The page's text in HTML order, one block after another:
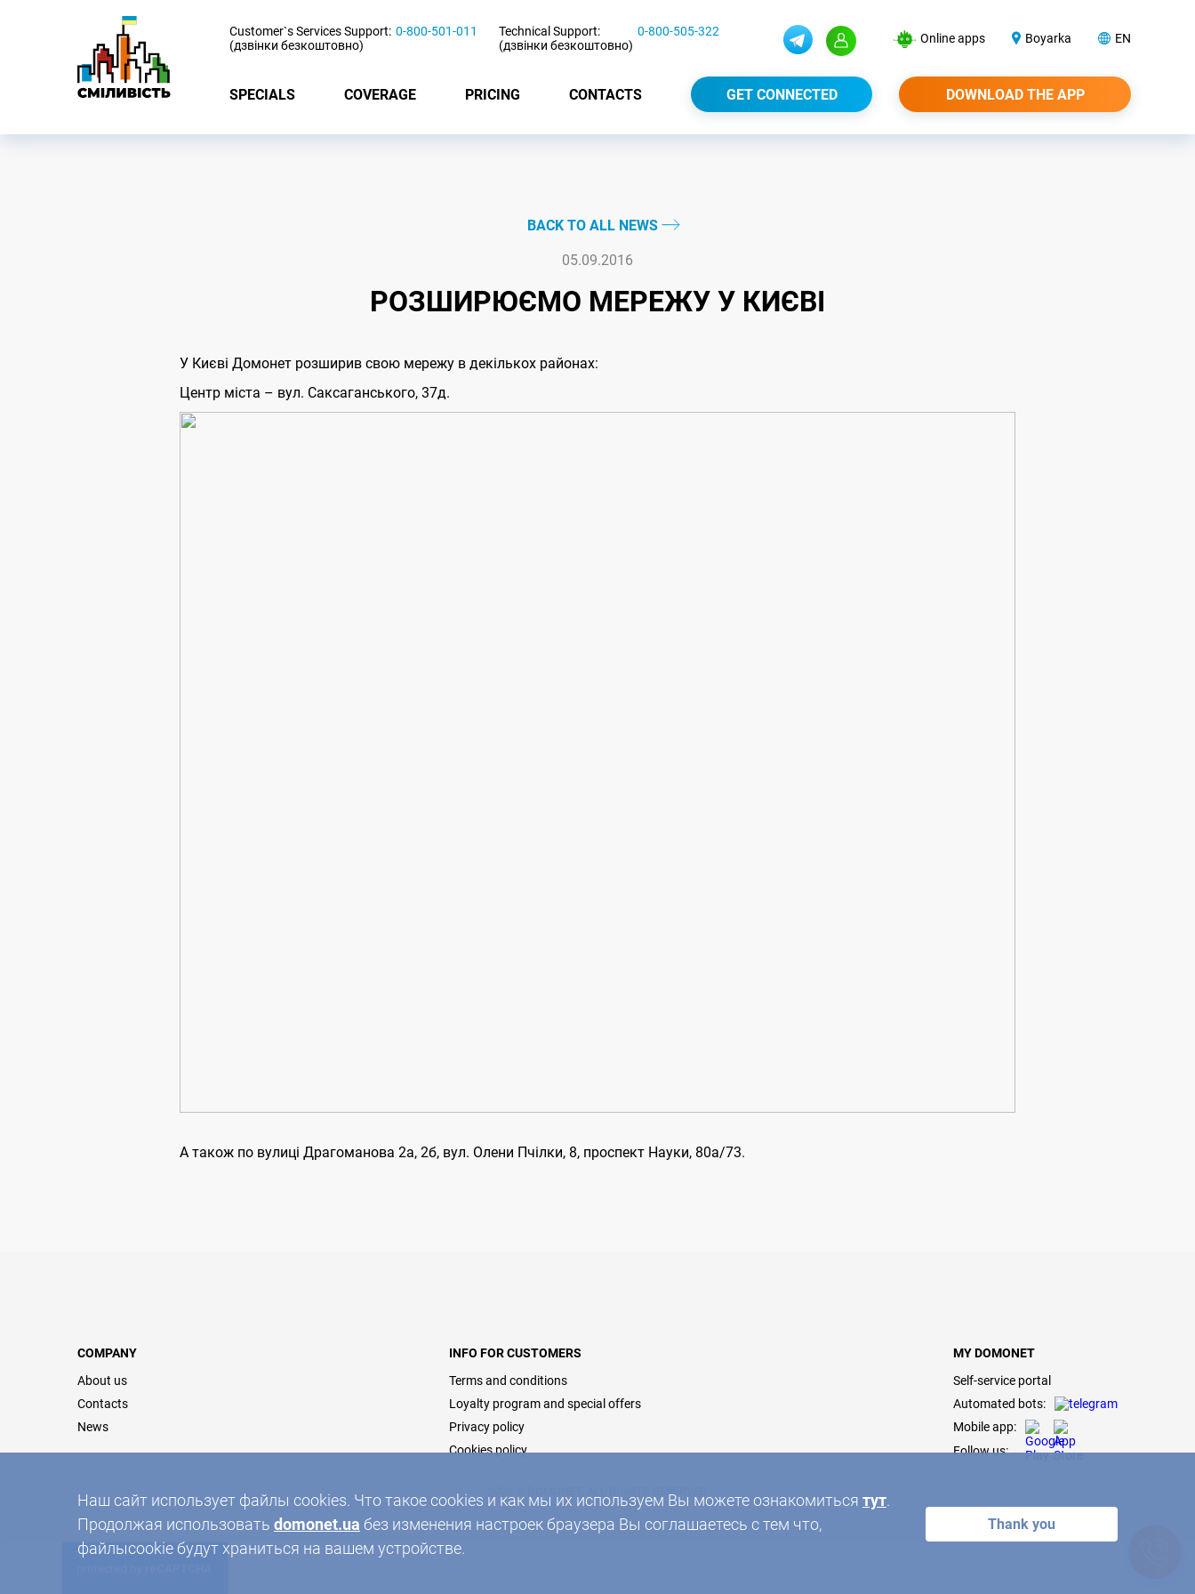
Наш сайт использует файлы cookies. Что такое cookies и как мы их используем Вы можете ознакомиться тут.
Продолжая использовать domonet.ua без изменения настроек браузера Вы соглашаетесь с тем что,
файлыcookie будут храниться на вашем устройстве.
Thank you
Customer`s Services Support:
(дзвінки безкоштовно)
0-800-501-011
Technical Support:
(дзвінки безкоштовно)
0-800-505-322 Online apps Boyarka EN
SPECIALS COVERAGE PRICING CONTACTS GET CONNECTED DOWNLOAD THE APP
BACK TO ALL NEWS
05.09.2016
РОЗШИРЮЄМО МЕРЕЖУ У КИЄВІ
У Києві Домонет розширив свою мережу в декількох районах:
Центр міста – вул. Саксаганського, 37д.
А також по вулиці Драгоманова 2а, 2б, вул. Олени Пчілки, 8, проспект Науки, 80а/73.
COMPANY
About us
Contacts
News
INFO FOR CUSTOMERS
Terms and conditions
Loyalty program and special offers
Privacy policy
Cookies policy
MY DOMONET
Self-service portal
Automated bots:
Mobile app:
Follow us:
2026 © DOMONET, ALL RIGHTS RESERVED